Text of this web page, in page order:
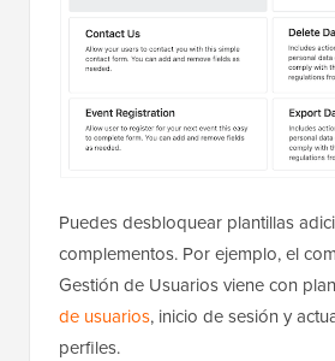
Puedes desbloquear plantillas
complementos. Por ejemplo, el
Gestión de Usuarios viene con
de usuarios, inicio de sesión y
perfiles.